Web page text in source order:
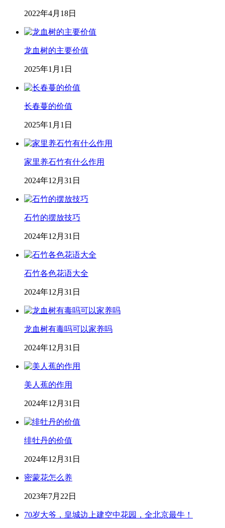
2022年4月18日
龙血树的主要价值
2025年1月1日
长春蔓的价值
2025年1月1日
家里养石竹有什么作用
2024年12月31日
石竹的摆放技巧
2024年12月31日
石竹各色花语大全
2024年12月31日
龙血树有毒吗可以家养吗
2024年12月31日
美人蕉的作用
2024年12月31日
绯牡丹的价值
2024年12月31日
密蒙花怎么养
2023年7月22日
70岁大爷，皇城边上建空中花园，全北京最牛！